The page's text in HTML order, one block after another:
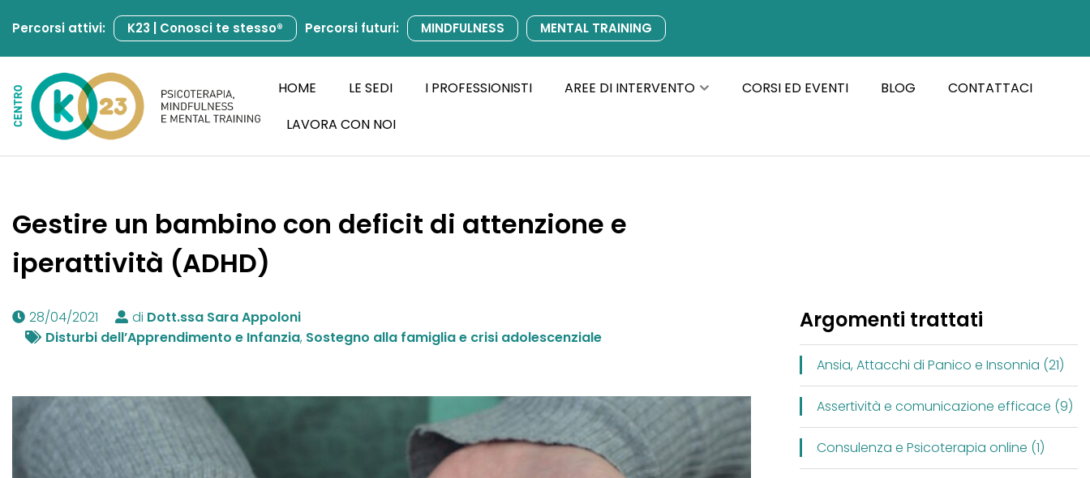
al
contenuto
Percorsi attivi: K23 | Conosci te stesso® Percorsi futuri: MINDFULNESS MENTAL TRAINING
HOME LE SEDI I PROFESSIONISTI AREE DI INTERVENTO CORSI ED EVENTI BLOG
CONTATTACI
LAVORA CON NOI
Gestire un bambino con deficit di attenzione e
iperattività (ADHD)
28/04/2021 di Dott.ssa Sara Appoloni
Disturbi dell’Apprendimento e Infanzia, Sostegno alla famiglia e crisi adolescenziale
Argomenti trattati
Ansia, Attacchi di Panico e Insonnia (21)
Assertività e comunicazione efficace (9)
Consulenza e Psicoterapia online (1)